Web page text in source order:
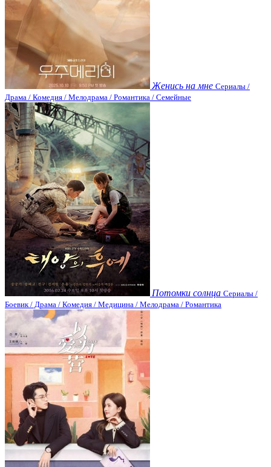
Женись на мне Сериалы /
Драма / Комедия / Мелодрама / Романтика / Семейные
Потомки солнца Сериалы /
Боевик / Драма / Комедия / Медицина / Мелодрама / Романтика